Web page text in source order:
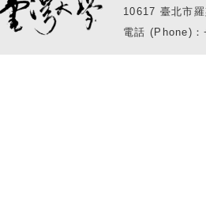
10617 臺北市
電話 (Phone)